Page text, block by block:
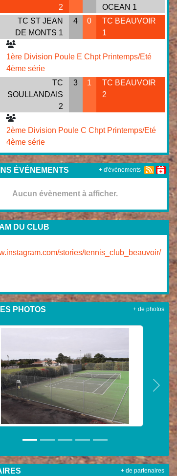
2
OCEAN 1
TC ST JEAN
DE MONTS 1
4 0
TC BEAUVOIR
1
1ère Division Poule E Chpt Printemps/Eté
4ème série
TC
SOULLANDAIS
2
3 1
TC BEAUVOIR
2
2ème Division Poule C Chpt Printemps/Eté
4ème série
ÉVÉNEMENTS
Aucun évènement à afficher.
+ d'évènements
DU CLUB
stories/tennis_club_beauvoir/
PHOTOS + de photos
+ de partenaires